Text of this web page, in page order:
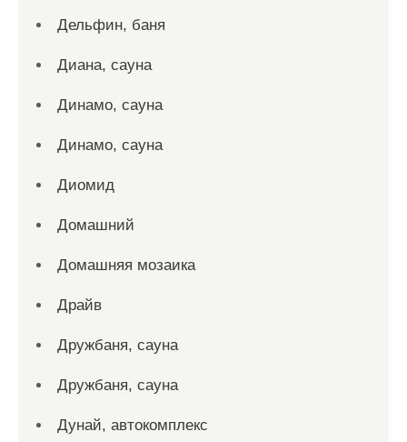
Дельфин, баня
Диана, сауна
Динамо, сауна
Динамо, сауна
Диомид
Домашний
Домашняя мозаика
Драйв
Дружбаня, сауна
Дружбаня, сауна
Дунай, автокомплекс